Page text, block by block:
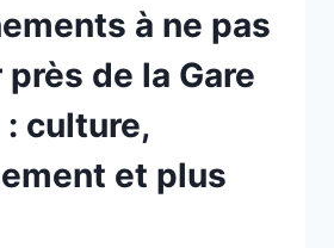
à ne pas
de la Gare
: culture,
et plus